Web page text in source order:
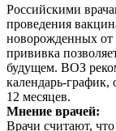
Российскими
проведения
новорожденных от
прививка
будущем. ВОЗ
календарь-график,
12 месяцев.
Мнение врачей:
Врачи считают,